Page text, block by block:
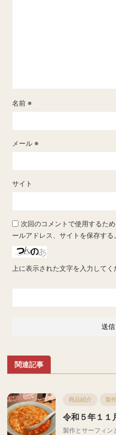
名前 ※
メール ※
サイト
次回のコメントで使用するた
ールアドレス、サイトを保存する。
上に表示された文字を入力してく
関連記事
商品紹介 製
令和５年１１
製作とサーフィン